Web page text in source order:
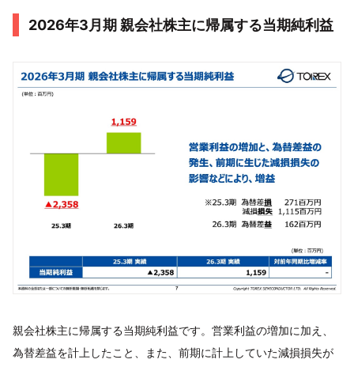
2026年3月期 親会社株主に帰属する当期純利益
親会社株主に帰属する当期純利益です。営業利益の増加に加え、
為替差益を計上したこと、また、前期に計上していた減損損失が